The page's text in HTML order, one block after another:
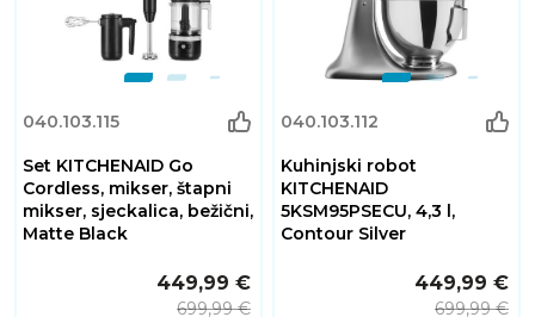
040.103.115
Set KITCHENAID Go
Cordless, mikser, štapni
mikser, sjeckalica, bežični,
Matte Black
449,99 €
699,99 €
040.103.112
Kuhinjski robot
KITCHENAID
5KSM95PSECU, 4,3 l,
Contour Silver
449,99 €
699,99 €